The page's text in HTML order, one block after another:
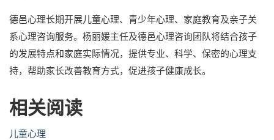
德邑心理长期开展儿童心理、青少年心理、家庭教育及亲子关
系心理咨询服务。杨丽媛主任及德邑心理咨询团队将结合孩子
的发展特点和家庭实际情况，提供专业、科学、保密的心理支
持，帮助家长改善教育方式，促进孩子健康成长。
相关阅读
儿童心理